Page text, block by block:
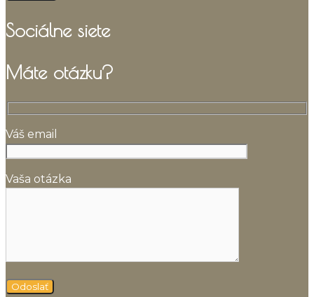
Sociálne siete
Máte otázku?
Váš email
Vaša otázka